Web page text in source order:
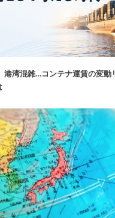
港湾混雑…コンテナ運賃の変動